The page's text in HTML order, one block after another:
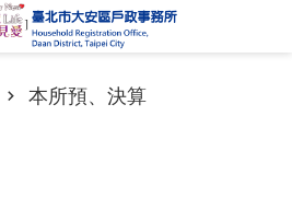
本所預、決算